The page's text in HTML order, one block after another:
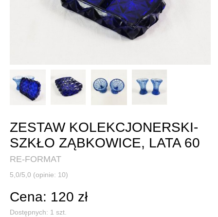
ZESTAW KOLEKCJONERSKI-
SZKŁO ZĄBKOWICE, LATA 60
RE-FORMAT
5,0/5,0 (opinie: 10)
Cena: 120 zł
Dostępnych: 1 szt.